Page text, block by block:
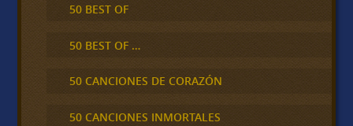
50 BEST OF
50 BEST OF …
50 CANCIONES DE CORAZÓN
50 CANCIONES INMORTALES